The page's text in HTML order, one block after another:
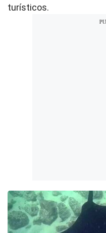
turísticos.